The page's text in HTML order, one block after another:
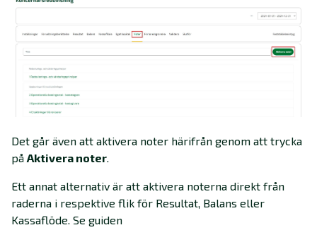
Det går även att aktivera noter härifrån genom att trycka
på Aktivera noter.
Ett annat alternativ är att aktivera noterna direkt från
raderna i respektive flik för Resultat, Balans eller
Kassaflöde. Se guiden